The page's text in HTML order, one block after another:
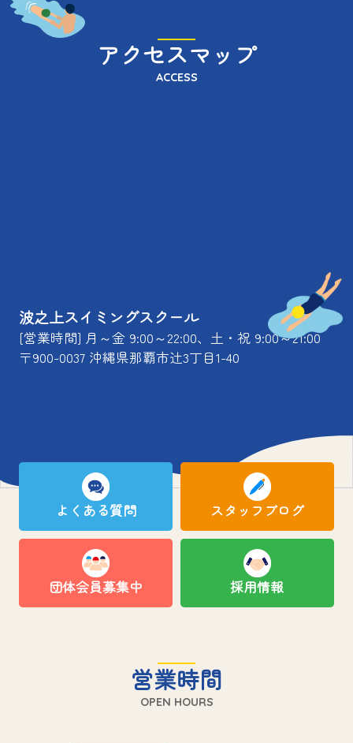
アクセスマップ
ACCESS
波之上スイミングスクール
[営業時間] 月～金 9:00～22:00、土・祝 9:00～21:00
〒900-0037 沖縄県那覇市辻3丁目1-40
よくある質問 スタッフブログ
団体会員募集中 採用情報
営業時間
OPEN HOURS